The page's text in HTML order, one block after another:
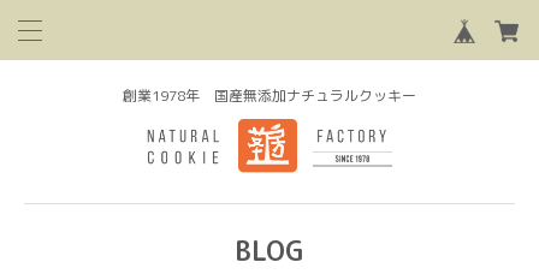
創業1978年 国産無添加ナチュラルクッキー
BLOG